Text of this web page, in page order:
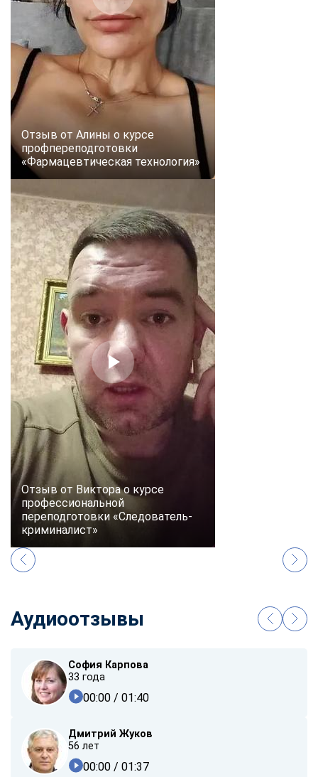
Отзыв от Алины о курсе
профпереподготовки
«Фармацевтическая технология»
Отзыв от Виктора о курсе
профессиональной
переподготовки «Следователь-
криминалист»
Аудиоотзывы
София Карпова
33 года
00:00 / 01:40
Дмитрий Жуков
56 лет
00:00 / 01:37